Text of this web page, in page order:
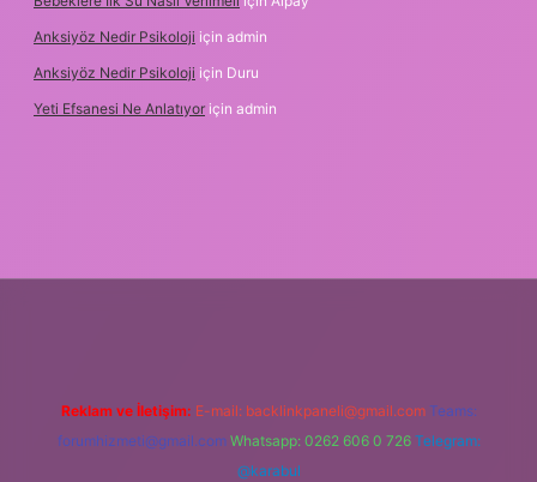
Anksiyöz Nedir Psikoloji için admin
Anksiyöz Nedir Psikoloji için Duru
Yeti Efsanesi Ne Anlatıyor için admin
Reklam ve İletişim: E-mail: backlinkpaneli@gmail.com Teams:
forumhizmeti@gmail.com Whatsapp: 0262 606 0 726 Telegram:
@karabul